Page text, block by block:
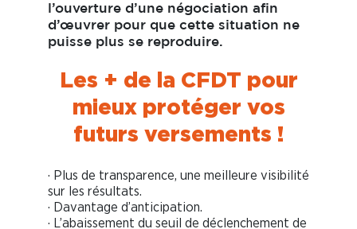
l’ouverture d’une négociation afin
d’œuvrer pour que cette situation ne
puisse plus se reproduire.
Les + de la CFDT pour
mieux protéger vos
futurs versements !
· Plus de transparence, une meilleure visibilité
sur les résultats.
· Davantage d’anticipation.
· L’abaissement du seuil de déclenchement de